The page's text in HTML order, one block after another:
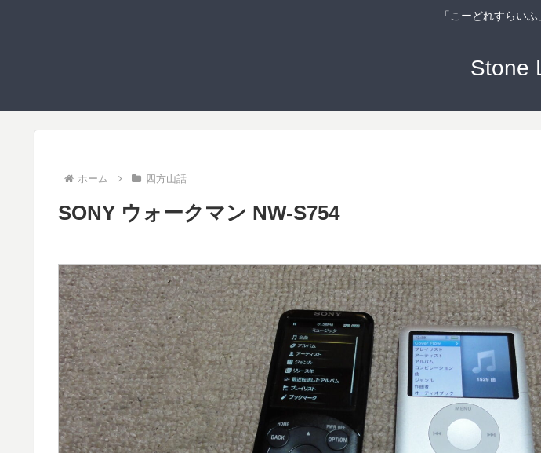
「こーどれすらい
Stone
ホーム 四方山話
SONY ウォークマン NW-S754